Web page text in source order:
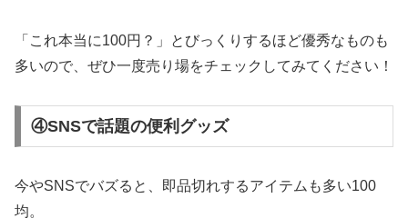
「これ本当に100円？」とびっくりするほど優秀なものも
多いので、ぜひ一度売り場をチェックしてみてください！
④SNSで話題の便利グッズ
今やSNSでバズると、即品切れするアイテムも多い100
均。